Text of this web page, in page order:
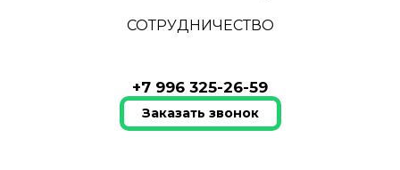
СОТРУДНИЧЕСТВО
+7 996 325-26-59
Заказать звонок